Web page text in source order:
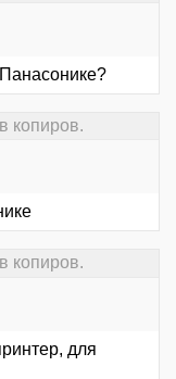
копиров.
копиров.
для